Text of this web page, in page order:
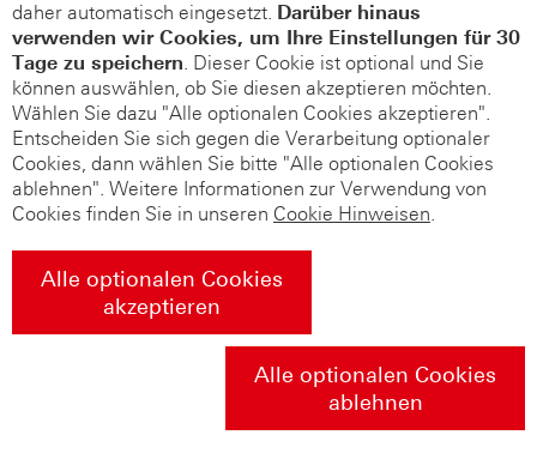
daher automatisch eingesetzt. Darüber hinaus
verwenden wir Cookies, um Ihre Einstellungen für 30
Tage zu speichern. Dieser Cookie ist optional und Sie
können auswählen, ob Sie diesen akzeptieren möchten.
Wählen Sie dazu "Alle optionalen Cookies akzeptieren".
Entscheiden Sie sich gegen die Verarbeitung optionaler
Cookies, dann wählen Sie bitte "Alle optionalen Cookies
ablehnen". Weitere Informationen zur Verwendung von
Cookies finden Sie in unseren Cookie Hinweisen.
Alle optionalen Cookies
akzeptieren
Alle optionalen Cookies
ablehnen